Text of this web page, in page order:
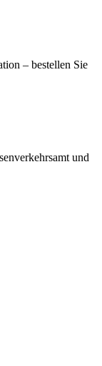
– bestellen Sie
und